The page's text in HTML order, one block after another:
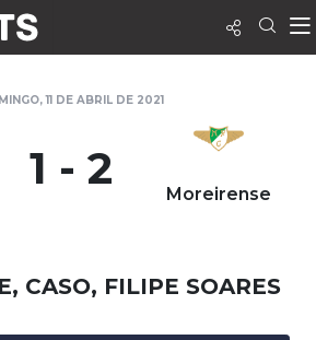
11 DE ABRIL DE 2021
1 - 2 Moreirense
CASO, FILIPE SOARES